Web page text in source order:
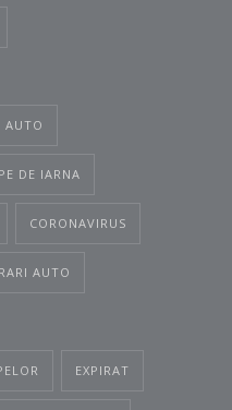
AUTO
DE IARNA
CORONAVIRUS
AUTO
EXPIRAT